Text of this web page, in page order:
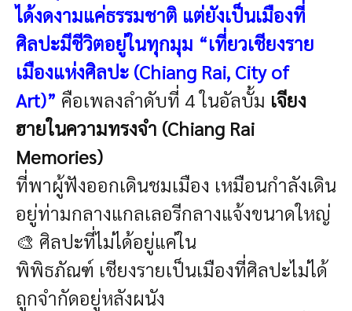
ได้งดงามแค่ธรรมชาติ แต่ยังเป็นเมืองที่
ศิลปะมีชีวิตอยู่ในทุกมุม “เที่ยวเชียงราย
เมืองแห่งศิลปะ (Chiang Rai, City of
Art)” คือเพลงลำดับที่ 4 ในอัลบั้ม เจียง
ฮายในความทรงจำ (Chiang Rai
Memories)
ที่พาผู้ฟังออกเดินชมเมือง เหมือนกำลังเดิน
อยู่ท่ามกลางแกลเลอรีกลางแจ้งขนาดใหญ่
🎨 ศิลปะที่ไม่ได้อยู่แค่ใน
พิพิธภัณฑ์ เชียงรายเป็นเมืองที่ศิลปะไม่ได้
ถูกจำกัดอยู่หลังผนัง